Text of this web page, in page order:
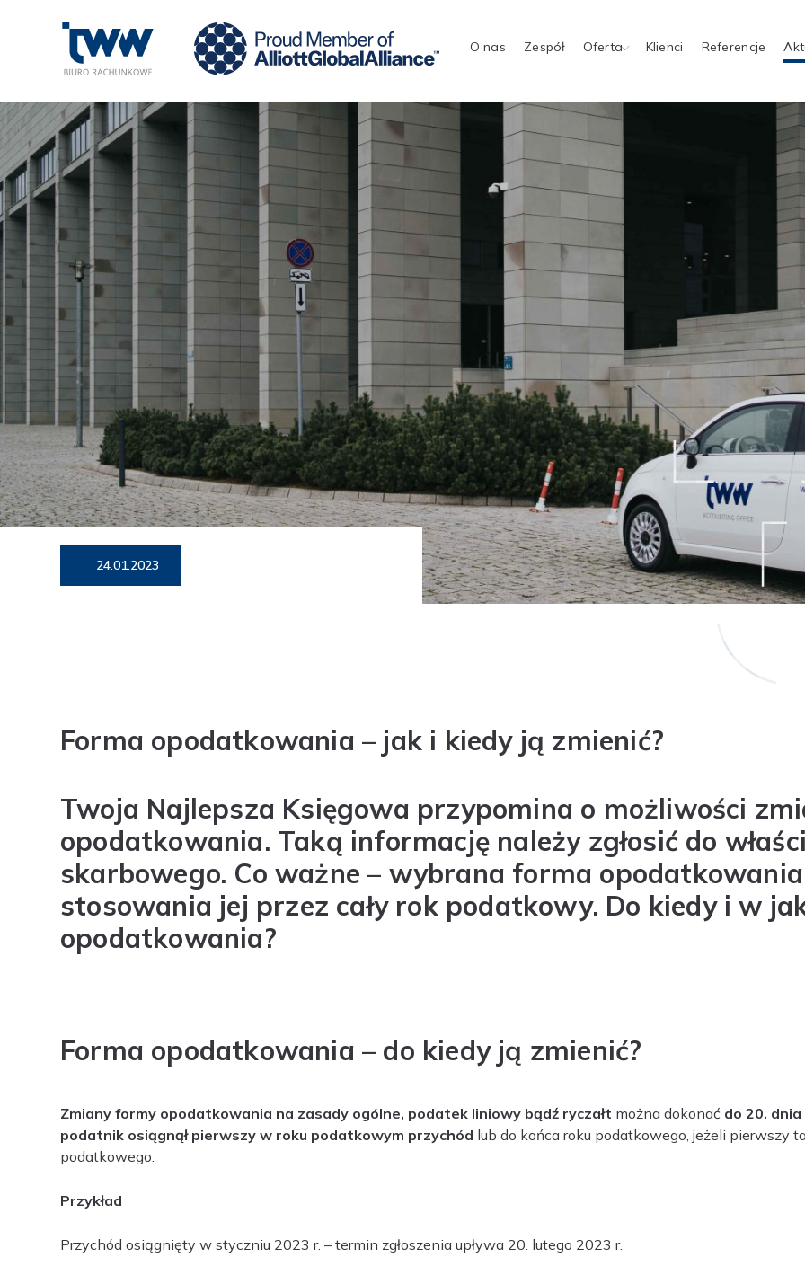
O nas Zespół Oferta Klienci Referencje
24.01.2023
Forma opodatkowania – jak i kiedy ją zmienić?
Twoja Najlepsza Księgowa przypomina o możliwości
opodatkowania. Taką informację należy zgłosić do
skarbowego. Co ważne – wybrana forma
stosowania jej przez cały rok podatkowy. Do kiedy i w
opodatkowania?
Forma opodatkowania – do kiedy ją zmienić?
Zmiany formy opodatkowania na zasady ogólne, podatek liniowy bądź ryczałt można dokonać do 20.
podatnik osiągnął pierwszy w roku podatkowym przychód lub do końca roku podatkowego, jeżeli pierwszy
podatkowego.
Przykład
Przychód osiągnięty w styczniu 2023 r. – termin zgłoszenia upływa 20. lutego 2023 r.